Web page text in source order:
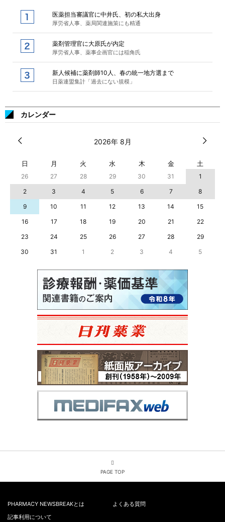
医薬担当審議官に中井氏、初の私大出身
厚労省人事、薬局関連施策にも精通
薬剤管理官に大原氏が内定
厚労省人事、薬事企画官には稲角氏
新人候補に薬剤師10人、春の統一地方選まで
日薬連盟集計「過去にない規模」
カレンダー
2026年 8月
日 月 火 水 木 金 土
26 27 28 29 30 31
1
2
3 4 5 6 7
8
9
10 11 12 13 14
15
16
17 18 19 20 21
22
23
24 25 26 27 28
29
30
31 1 2 3 4 5
PAGE TOP
PHARMACY NEWSBREAKとは
よくある質問
記事利用について